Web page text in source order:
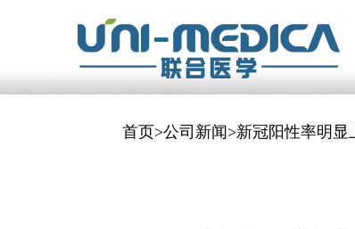
首页>公司新闻 >新冠阳性率明